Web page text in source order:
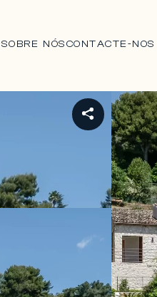
SOBRE NÓSCONTACTE-NOS